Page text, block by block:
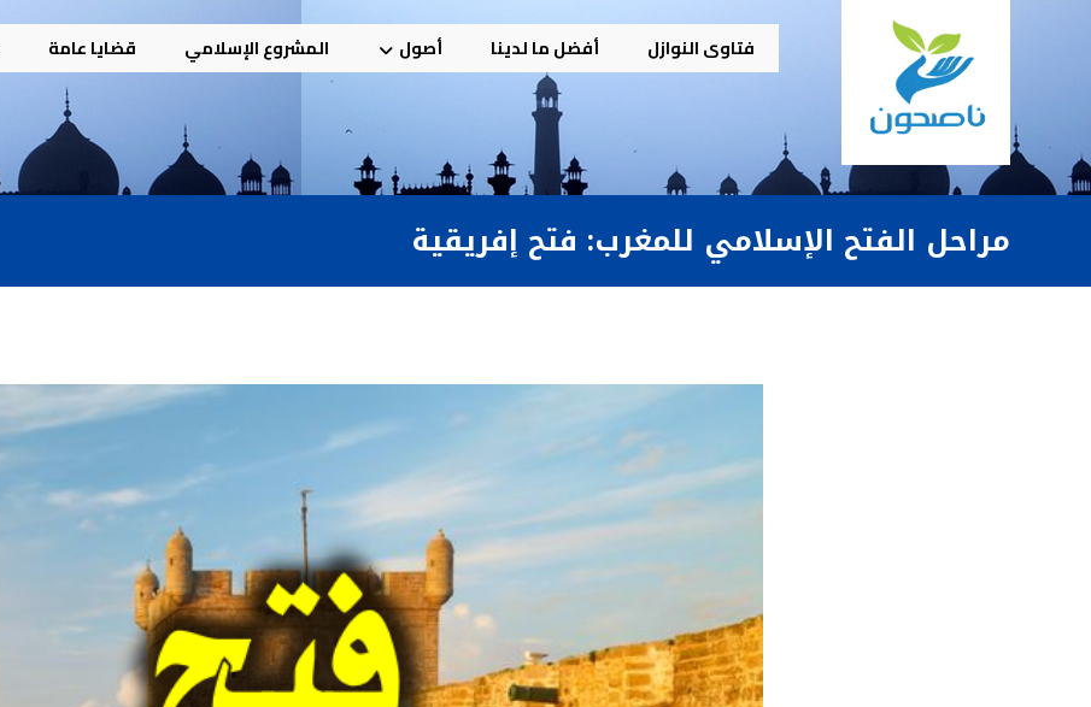
فتاوى النوازل أفضل ما لدينا أصول المشروع الإسلامي قضايا عامة
مراحل الفتح الإسلامي للمغرب: فتح إفريقية